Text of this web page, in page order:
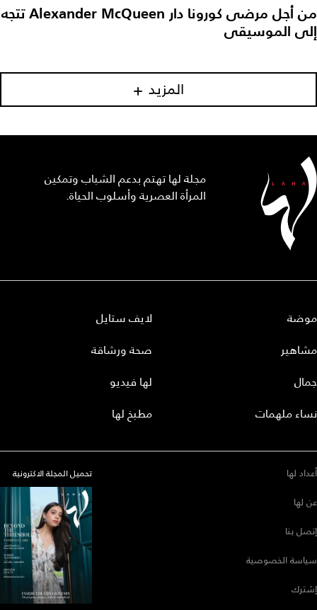
من أجل مرضى كورونا دار Alexander McQueen تتجه
الموسيقى
المزيد
مجلة لها تهتم بدعم الشباب وتمكين
المرأة العصرية وأسلوب الحياة.
ملهمات
لايف ستايل
صحة ورشاقة
لها فيديو
مطبخ لها
لها
لها
بنا
الخصوصية
تحميل المجلة الاكترونية